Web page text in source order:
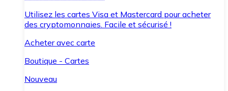
Utilisez les cartes Visa et Mastercard pour acheter
des cryptomonnaies. Facile et sécurisé !
Acheter avec carte
Boutique - Cartes
Nouveau